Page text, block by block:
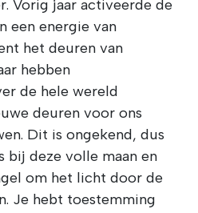
Vorig jaar activeerde de
een energie van
het deuren van
hebben
de hele wereld
deuren voor ons
Dit is ongekend, dus
bij deze volle maan en
om het licht door de
Je hebt toestemming